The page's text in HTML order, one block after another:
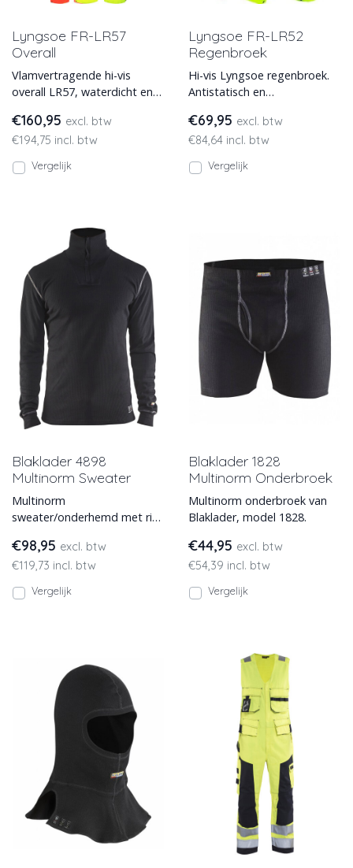
Lyngsoe FR-LR57
Overall
Vlamvertragende hi-vis
overall LR57, waterdicht en
verkrijgbaar.
€160,95 excl. btw
€194,75 incl. btw
Vergelijk
Lyngsoe FR-LR52
Regenbroek
Hi-vis Lyngsoe regenbroek.
Antistatisch en
€69,95 excl. btw
€84,64 incl. btw
Vergelijk
Blaklader 4898
Multinorm Sweater
Multinorm
sweater/onderhemd met rits
model 4898. Deze
vlamvertragende, antis
€98,95 excl. btw
€119,73 incl. btw
Vergelijk
Blaklader 1828
Multinorm Onderbroek
Multinorm onderbroek van
Blaklader, model 1828.
€44,95 excl. btw
€54,39 incl. btw
Vergelijk